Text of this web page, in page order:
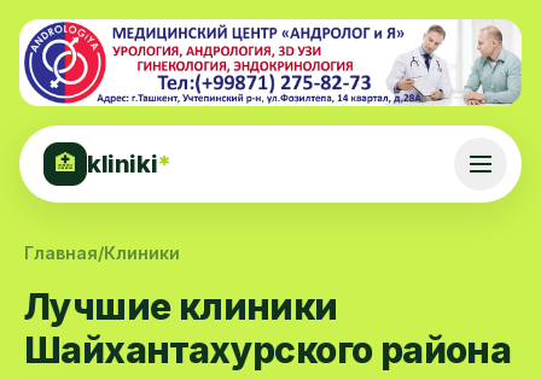
🏥 kliniki*
Главная/Клиники
Лучшие клиники
Шайхантахурского района